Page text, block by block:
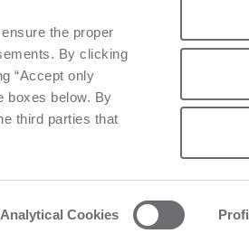
the proper
By clicking
“Accept only
boxes below. By
third parties that
Cookies
mesin yang terpasang.
Privacy and cookie policyList of cookies